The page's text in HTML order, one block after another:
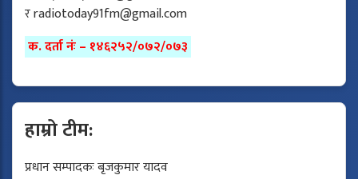
रradiotoday91fm@gmail.com
क. दर्ता नंः – १४६२५२/०७२/०७३
हाम्रो टीम:
प्रधान सम्पादकः बृजकुमार यादव